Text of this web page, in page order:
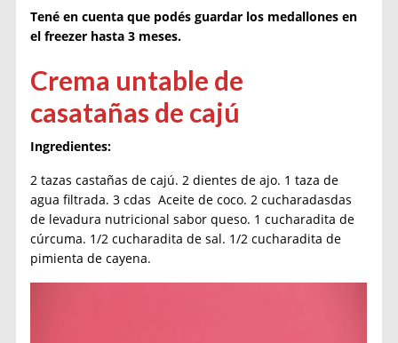
Tené en cuenta que podés guardar los medallones en
el freezer hasta 3 meses.
Crema untable de
casatañas de cajú
Ingredientes:
2 tazas castañas de cajú. 2 dientes de ajo. 1 taza de
agua filtrada. 3 cdas Aceite de coco. 2 cucharadasdas
de levadura nutricional sabor queso. 1 cucharadita de
cúrcuma. 1/2 cucharadita de sal. 1/2 cucharadita de
pimienta de cayena.